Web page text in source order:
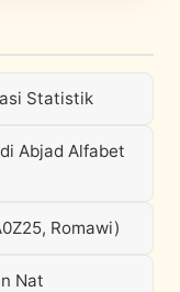
Statistik
Abjad Alfabet
Romawi)
Nat